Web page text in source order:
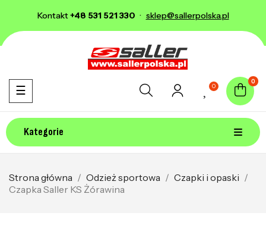
Kontakt+48 531 521 330 · sklep@sallerpolska.pl
0
0
Kategorie
Toggle navigation
☰
Strona główna Odzież sportowa
Czapki i opaski
Czapka Saller KS Żórawina